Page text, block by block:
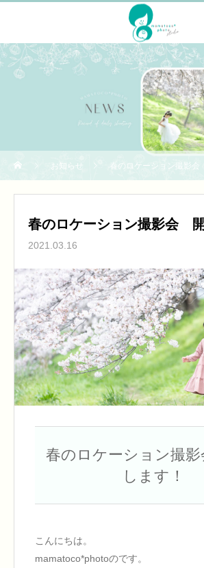
お知らせ 春のロケーション撮影会
春のロケーション撮影会
2021.03.16
春のロケーション撮
します！
こんにちは。
mamatoco*photoのです。